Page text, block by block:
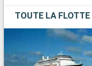
TOUTE LA